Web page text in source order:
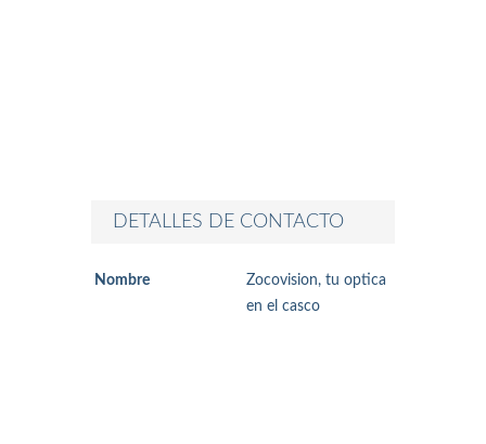
DETALLES DE CONTACTO
Nombre
Zocovision, tu optica
en el casco